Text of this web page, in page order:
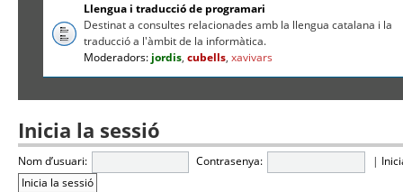
Llengua i traducció de programari
Destinat a consultes relacionades amb la llengua catalana i la
traducció a l'àmbit de la informàtica.
Moderadors: jordis,cubells,xavivars
Inicia la sessió
Nom d’usuari: Contrasenya: |